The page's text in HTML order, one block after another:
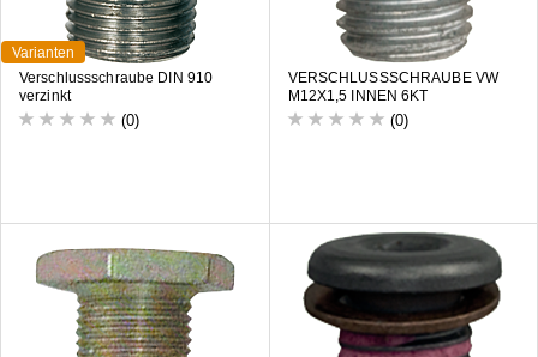
Varianten
Verschlussschraube DIN 910
verzinkt
(0)
VERSCHLUSSSCHRAUBE VW
M12X1,5 INNEN 6KT
(0)